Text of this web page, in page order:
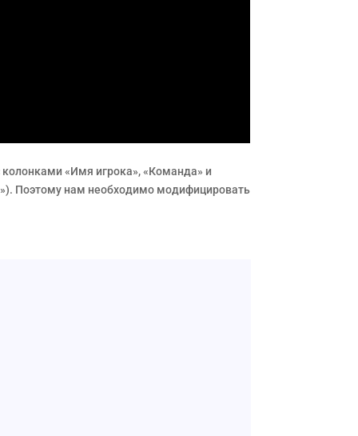
«Имя игрока», «Команда» и
Поэтому нам необходимо модифицировать